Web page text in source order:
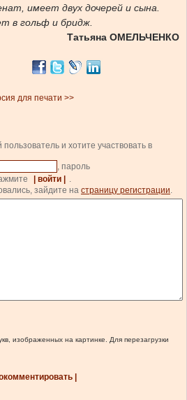
имеет двух дочерей и сына.
в гольф и бридж.
Татьяна ОМЕЛЬЧЕНКО
для печати >>
и хотите участвовать в
, пароль
| войти |
.
зайдите на страницу регистрации.
изображенных на картинке. Для перезагрузки
|